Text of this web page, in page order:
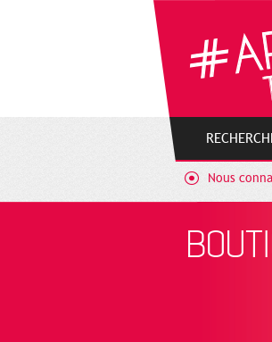
Nous
Gestion de vos préférences sur les cookies